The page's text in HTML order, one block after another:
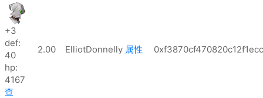
+3
def:
40
hp:
4167
查
2.00 ElliotDonnelly 属性